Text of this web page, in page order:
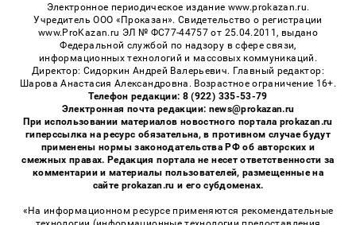
Электронное периодическое издание www.prokazan.ru.
Учредитель ООО «Проказан». Cвидетельство о регистрации
www.ProKazan.ru ЭЛ № ФС77-44757 от 25.04.2011, выдано
Федеральной службой по надзору в сфере связи,
информационных технологий и массовых коммуникаций.
Директор: Сидоркин Андрей Валерьевич. Главный редактор:
Шарова Анастасия Александровна. Возрастное ограничение 16+.
Телефон редакции: 8 (922) 335-53-79
Электронная почта редакции: news@prokazan.ru
При использовании материалов новостного портала prokazan.ru
гиперссылка на ресурс обязательна, в противном случае будут
применены нормы законодательства РФ об авторских и
смежных правах. Редакция портала не несет ответственности за
комментарии и материалы пользователей, размещенные на
сайте prokazan.ru и его субдоменах.
«На информационном ресурсе применяются рекомендательные